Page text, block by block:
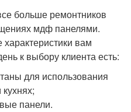
больше ремонтников
мдф панелями.
характеристики вам
к выбору клиента есть:
для использования
панели.